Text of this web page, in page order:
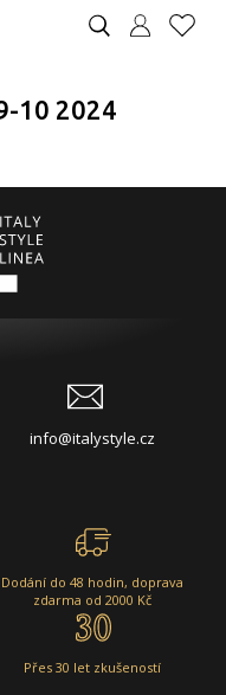
10 2024
info@italystyle.cz
Dodání do 48 hodin, doprava
zdarma od 2000 Kč
Přes 30 let zkušeností